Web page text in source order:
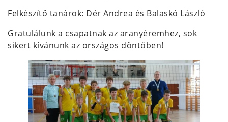
Felkészítő tanárok: Dér Andrea és Balaskó László
Gratulálunk a csapatnak az aranyéremhez, sok
sikert kívánunk az országos döntőben!